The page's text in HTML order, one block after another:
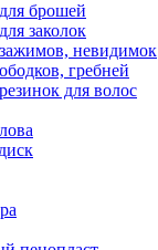
брошей
заколок
невидимок
гребней
для волос